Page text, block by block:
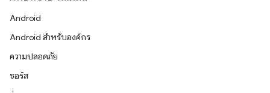
Android
Android สำหรับองค์กร
ความปลอดภัย
ซอร์ส